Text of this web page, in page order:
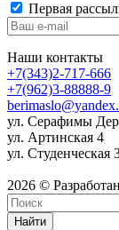
Первая
Наши контакты
+7(343)2-717-666
+7(962)3-88888-9
ул. Серафимы
ул. Артинская 4
ул. Студенческая
2026 ©
Найти